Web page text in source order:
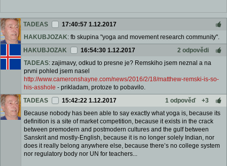
TADEAS
17:40:57 1.12.2017
HAKUBJOZAK: fb skupina "yoga and movement research community".
HAKUBJOZAK
16:54:30 1.12.2017
2 odpovědi
TADEAS: zajimavy, odkud to presne je? Remskiho jsem neznal a na
prvni pohled jsem nasel
http://www.cameronshayne.com/news/2016/2/18/matthew-remski-is-so-
his-asshole - prikladam, protoze to pobavilo.
TADEAS
15:42:22 1.12.2017 1 odpověď
+3
Because nobody has been able to say exactly what yoga is, because its
definition is a site of market competition, because it exists in the crack
between premodern and postmodern cultures and the gulf between
Sanskrit and mostly-English, because it is no longer solely Indian, nor
does it really belong anywhere else, because there’s no college system
nor regulatory body nor UN for teachers...